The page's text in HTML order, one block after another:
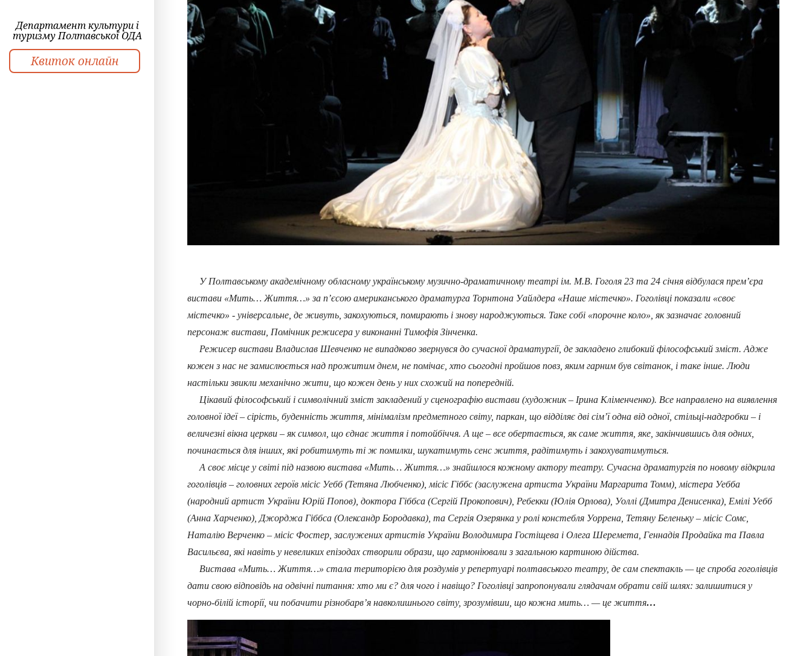
Департамент культури і
туризму Полтавської ОДА
Квиток онлайн
У Полтавському академічному обласному українському музично-драматичному театрі ім. М.В. Гоголя 23 та 24 січня відбулася прем’єра
вистави «Мить… Життя…» за п’єсою американського драматурга Торнтона Уайлдера «Наше містечко». Гоголівці показали «своє
містечко» - універсальне, де живуть, закохуються, помирають і знову народжуються. Таке собі «порочне коло», як зазначає головний
персонаж вистави, Помічник режисера у виконанні Тимофія Зінченка.
Режисер вистави Владислав Шевченко не випадково звернувся до сучасної драматургії, де закладено глибокий філософський зміст. Адже
кожен з нас не замислюється над прожитим днем, не помічає, хто сьогодні пройшов повз, яким гарним був світанок, і таке інше. Люди
настільки звикли механічно жити, що кожен день у них схожий на попередній.
Цікавий філософський і символічний зміст закладений у сценографію вистави (художник – Ірина Кліменченко). Все направлено на виявлення
головної ідеї – сірість, буденність життя, мінімалізм предметного світу, паркан, що відділяє дві сім’ї одна від одної, стільці-надгробки – і
величезні вікна церкви – як символ, що єднає життя і потойбіччя. А ще – все обертається, як саме життя, яке, закінчившись для одних,
починається для інших, які робитимуть ті ж помилки, шукатимуть сенс життя, радітимуть і закохуватимуться.
А своє місце у світі під назвою вистава «Мить… Життя…» знайшлося кожному актору театру. Сучасна драматургія по новому відкрила
гоголівців – головних героїв місіс Уебб (Тетяна Любченко), місіс Гіббс (заслужена артиста України Маргарита Томм), містера Уебба
(народний артист України Юрій Попов), доктора Гіббса (Сергій Прокопович), Ребекки (Юлія Орлова), Уоллі (Дмитра Денисенка), Емілі Уебб
(Анна Харченко), Джорджа Гіббса (Олександр Бородавка), та Сергія Озерянка у ролі констебля Уоррена, Тетяну Беленьку – місіс Сомс,
Наталію Верченко – місіс Фостер, заслужених артистів України Володимира Гостіщева і Олега Шеремета, Геннадія Продайка та Павла
Васильєва, які навіть у невеликих епізодах створили образи, що гармоніювали з загальною картиною дійства.
Вистава «Мить… Життя…» стала територією для роздумів у репертуарі полтавського театру, де сам спектакль — це спроба гоголівців
дати свою відповідь на одвічні питання: хто ми є? для чого і навіщо? Гоголівці запропонували глядачам обрати свій шлях: залишитися у
чорно-білій історії, чи побачити різнобарв’я навколишнього світу, зрозумівши, що кожна мить… — це життя…